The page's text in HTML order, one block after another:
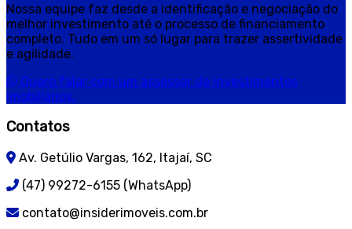
Nossa equipe faz desde a identificação e negociação do
melhor investimento até o processo de financiamento
completo. Tudo em um só lugar para trazer assertividade
e agilidade.
Quero falar com um assessor de investimentos
imobiliários.
Contatos
Av. Getúlio Vargas, 162, Itajaí, SC
(47) 99272-6155 (WhatsApp)
contato@insiderimoveis.com.br